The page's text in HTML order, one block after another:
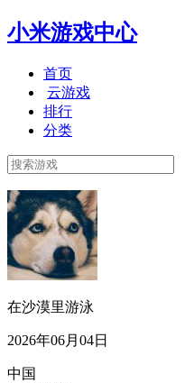
小米游戏中心
首页
云游戏
排行
分类
在沙漠里游泳
2026年06月04日
中国